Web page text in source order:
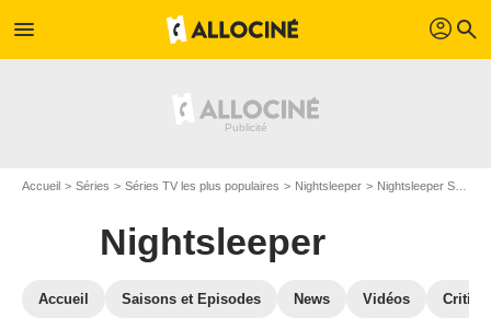
menu profil search
Accueil Séries Séries TV les plus populaires Nightsleeper Nightsleeper S01
Nightsleeper
Accueil Saisons et Episodes News Vidéos